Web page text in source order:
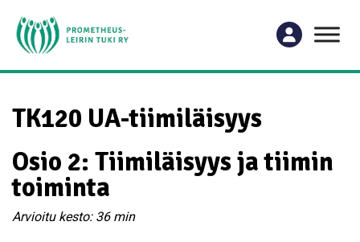
TK120 UA-tiimiläisyys
Osio 2: Tiimiläisyys ja tiimin
toiminta
Arvioitu kesto: 36 min